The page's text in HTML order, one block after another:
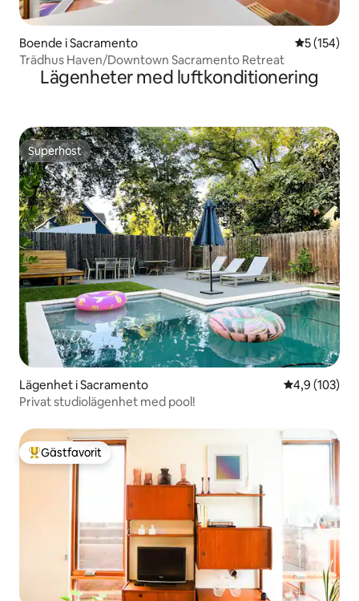
Boende i Sacramento 5 av 5 i
5 (154)
Trädhus Haven/Downtown Sacramento Retreat
Lägenheter med luftkonditionering
Superhost
Superhost
Lägenhet i Sacramento 4,9 av 5 i
4,9 (103)
Privat studiolägenhet med pool!
Populär gästfavorit
Gästfavorit